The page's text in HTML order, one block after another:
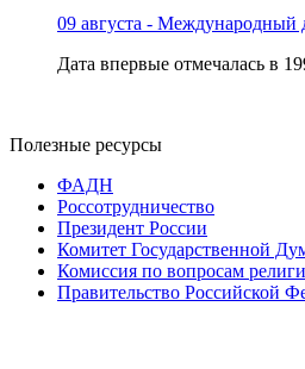
09 августа - Международный
Дата впервые отмечалась в
Полезные ресурсы
ФАДН
Россотрудничество
Президент России
Комитет Государственной
Комиссия по вопросам
Правительство Российской